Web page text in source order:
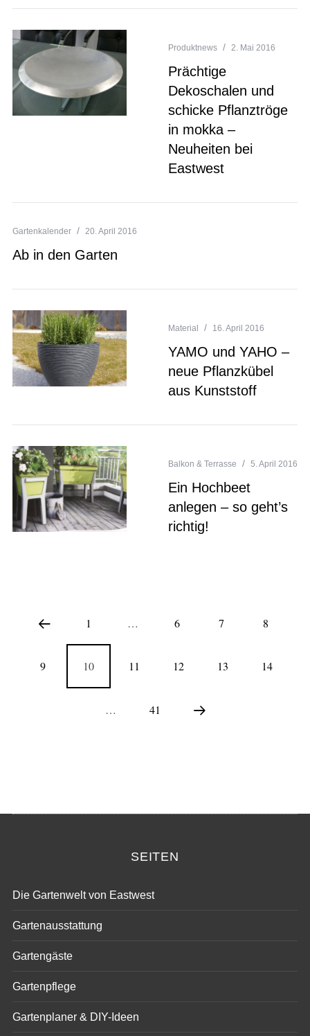
Produktnews 2. Mai 2016
Prächtige
Dekoschalen und
schicke Pflanztröge
in mokka –
Neuheiten bei
Eastwest
Gartenkalender 20. April 2016
Ab in den Garten
Material 16. April 2016
YAMO und YAHO –
neue Pflanzkübel
aus Kunststoff
Balkon & Terrasse 5. April 2016
Ein Hochbeet
anlegen – so geht’s
richtig!
1 … 6 7 8
9 10 11 12 13 14
… 41
SEITEN
Die Gartenwelt von Eastwest
Gartenausstattung
Gartengäste
Gartenpflege
Gartenplaner & DIY-Ideen